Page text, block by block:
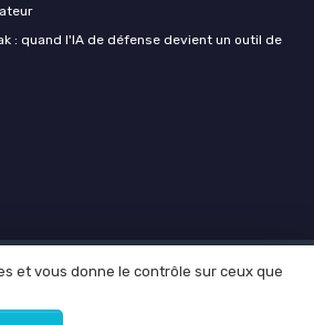
: quand l'IA de défense devient un outil de
Politique de confidentialité
Agence OPEN
et vous donne le contrôle sur ceux que